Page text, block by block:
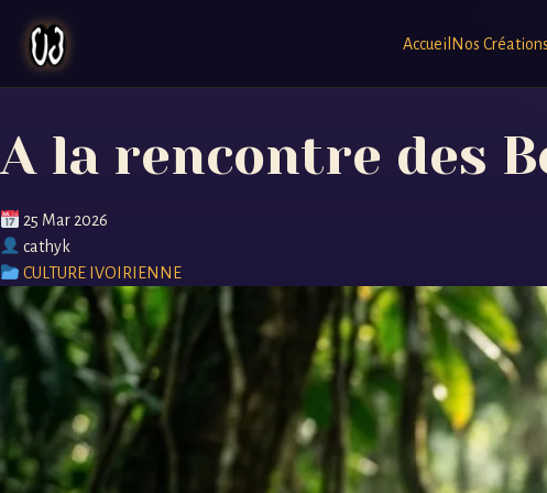
Accueil Nos
A la rencontre des
25 Mar 2026
cathyk
CULTURE IVOIRIENNE